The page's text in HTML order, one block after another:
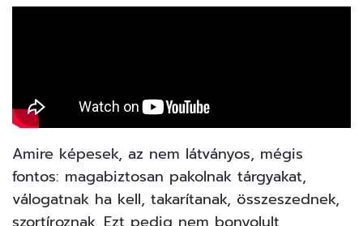
Amire képesek, az nem látványos, mégis
fontos: magabiztosan pakolnak tárgyakat,
válogatnak ha kell, takarítanak, összeszednek,